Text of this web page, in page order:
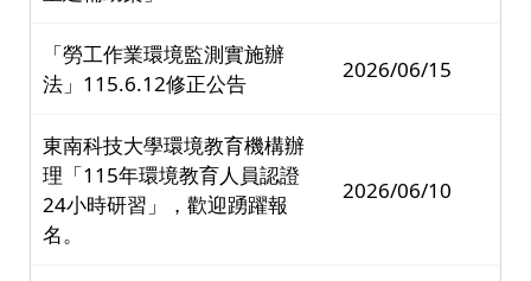
「勞工作業環境監測實施辦
法」115.6.12修正公告
2026/06/15
東南科技大學環境教育機構辦
理「115年環境教育人員認證
24小時研習」，歡迎踴躍報
名。
2026/06/10